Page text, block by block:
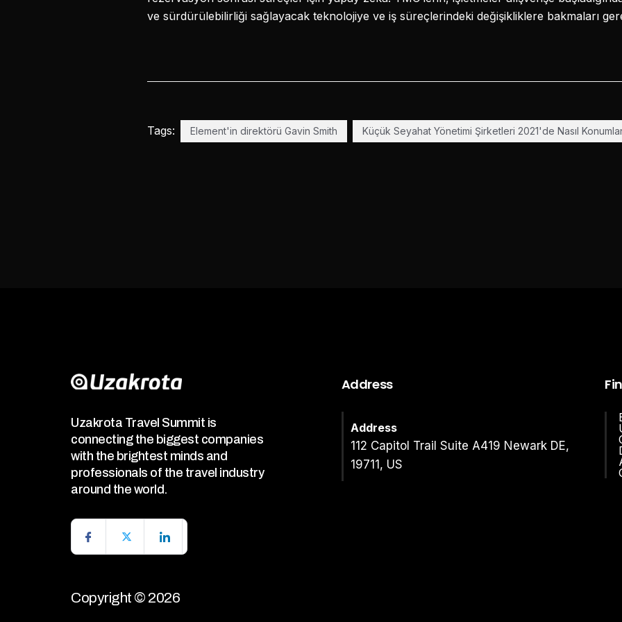
ve sürdürülebilirliği sağlayacak teknolojiye ve iş süreçlerindeki değişikliklere bakmaları
Tags: Element'in direktörü Gavin Smith Küçük Seyahat Yönetimi Şirketleri 2021'de Nasıl
Uzakrota Travel Summit is
connecting the biggest companies
with the brightest minds and
professionals of the travel industry
around the world.
Copyright © 2026
Address
Address
112 Capitol Trail Suite A419 Newark DE,
19711, US